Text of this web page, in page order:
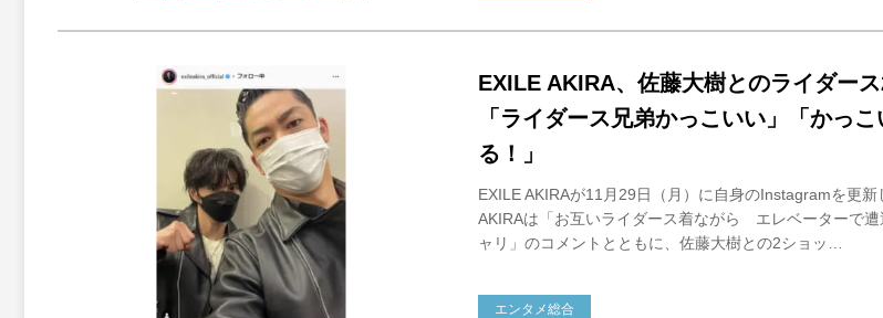
EXILE AKIRA、佐藤大樹とのライダー
「ライダース兄弟かっこいい」「かっ
る！」
EXILE AKIRAが11月29日（月）に自身のInstagramを更新
AKIRAは「お互いライダース着ながら エレベーターで
ャリ」のコメントとともに、佐藤大樹との2ショッ…
エンタメ総合